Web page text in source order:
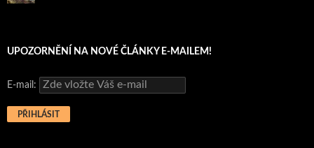
UPOZORNĚNÍ NA NOVÉ ČLÁNKY E-MAILEM!
E-mail: